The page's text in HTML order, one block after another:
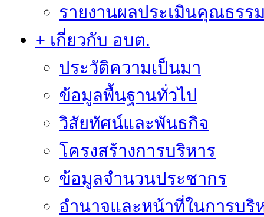
รายงานผลประเมินคุณธรร
+ เกี่ยวกับ อบต.
ประวัติความเป็นมา
ข้อมูลพื้นฐานทั่วไป
วิสัยทัศน์และพันธกิจ
โครงสร้างการบริหาร
ข้อมูลจำนวนประชากร
อำนาจและหน้าที่ในการบริ